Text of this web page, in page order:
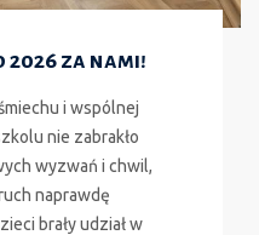
2026 za nami!
i wspólnej
nie zabrakło
wyzwań i chwil,
naprawdę
brały udział w